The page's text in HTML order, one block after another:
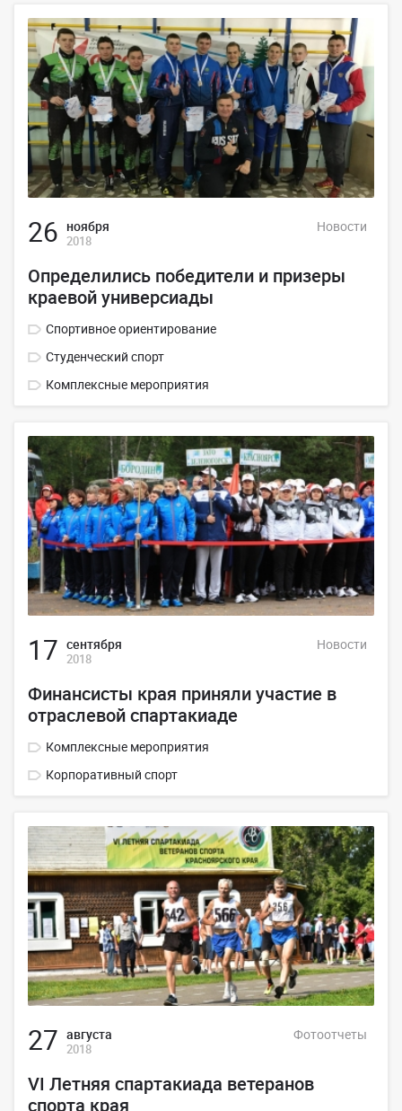
26 ноября
2018
Новости
Определились победители и призеры
краевой универсиады
Спортивное ориентирование
Студенческий спорт
Комплексные мероприятия
17 сентября
2018
Новости
Финансисты края приняли участие в
отраслевой спартакиаде
Комплексные мероприятия
Корпоративный спорт
27 августа
2018
Фотоотчеты
VI Летняя спартакиада ветеранов
спорта края